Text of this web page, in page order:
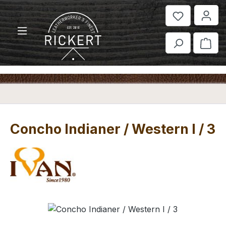
Zum Hauptinhalt springen
Concho Indianer / Western I / 3
Bildergalerie überspringen